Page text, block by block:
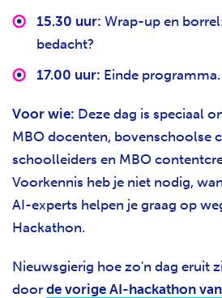
15.30 uur: Wrap-up en
bedacht?
17.00 uur: Einde programma.
Voor wie: Deze dag is speciaal
MBO docenten, bovenschoolse
schoolleiders en MBO
Voorkennis heb je niet nodig,
AI-experts helpen je graag op
Hackathon.
Nieuwsgierig hoe zo'n dag eruit
door de vorige AI-hackathon